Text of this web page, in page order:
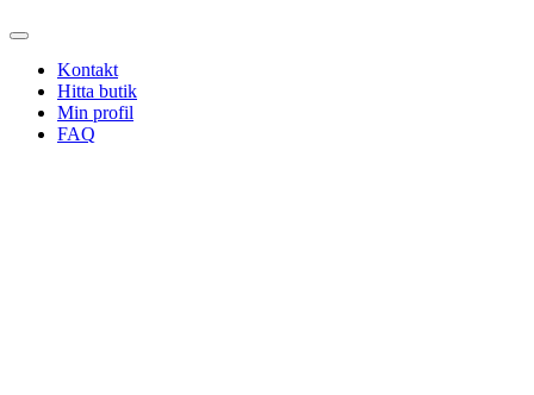
Kontakt
Hitta butik
Min profil
FAQ